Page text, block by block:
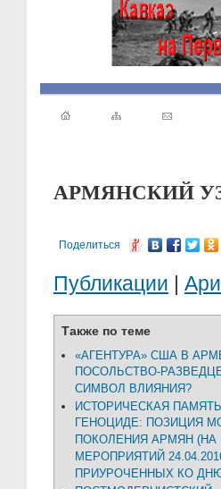
АРМЯНСКИЙ
Поделиться
Публикации |
Также по теме
«АГЕНТУРА» США В
ПОСОЛЬСТВО-
СИМВОЛ ВЛИЯНИЯ?
ИСТОРИЧЕСКАЯ
ГЕНОЦИДЕ: ПОЗИЦИЯ
ПОКОЛЕНИЯ АРМЯН
МЕРОПРИЯТИЙ
ПРИУРОЧЕННЫХ КО